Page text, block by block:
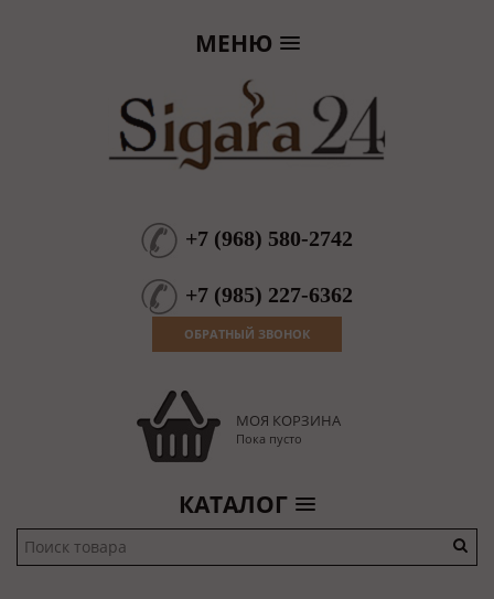
МЕНЮ
+7 (968) 580-2742
+7 (985) 227-6362
ОБРАТНЫЙ ЗВОНОК
МОЯ КОРЗИНА
Пока пусто
КАТАЛОГ